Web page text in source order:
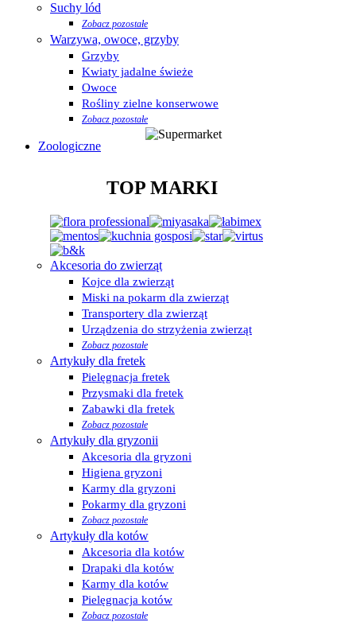
Suchy lód
Zobacz pozostałe
Warzywa, owoce, grzyby
Grzyby
Kwiaty jadalne świeże
Owoce
Rośliny zielne konserwowe
Zobacz pozostałe
Zoologiczne
TOP MARKI
Akcesoria do zwierząt
Kojce dla zwierząt
Miski na pokarm dla zwierząt
Transportery dla zwierząt
Urządzenia do strzyżenia zwierząt
Zobacz pozostałe
Artykuły dla fretek
Pielęgnacja fretek
Przysmaki dla fretek
Zabawki dla fretek
Zobacz pozostałe
Artykuły dla gryzonii
Akcesoria dla gryzoni
Higiena gryzoni
Karmy dla gryzoni
Pokarmy dla gryzoni
Zobacz pozostałe
Artykuły dla kotów
Akcesoria dla kotów
Drapaki dla kotów
Karmy dla kotów
Pielęgnacja kotów
Zobacz pozostałe